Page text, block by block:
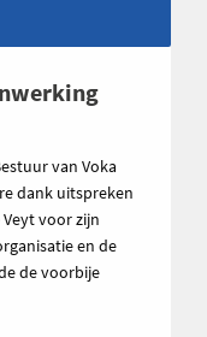
van Voka
dank uitspreken
voor zijn
en de
de voorbije